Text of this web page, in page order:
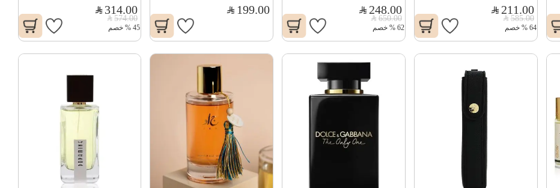
211.00
585.00
64
% خصم
248.00
650.00
62
% خصم
199.00
314.00
574.00
45
% خصم